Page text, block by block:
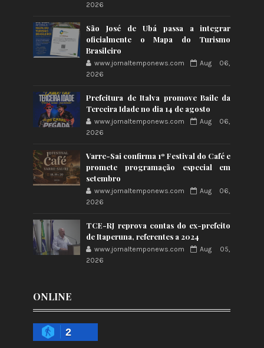
2026
São José de Ubá passa a integrar
oficialmente o Mapa do Turismo
Brasileiro
www.jornaltemponews.com
Aug 06,
2026
Prefeitura de Italva promove Baile da
Terceira Idade no dia 14 de agosto
www.jornaltemponews.com
Aug 06,
2026
Varre-Sai confirma 1º Festival do Café e
promete programação especial em
setembro
www.jornaltemponews.com
Aug 06,
2026
TCE-RJ reprova contas do ex-prefeito
de Itaperuna, referentes a 2024
www.jornaltemponews.com
Aug 05,
2026
ONLINE
2